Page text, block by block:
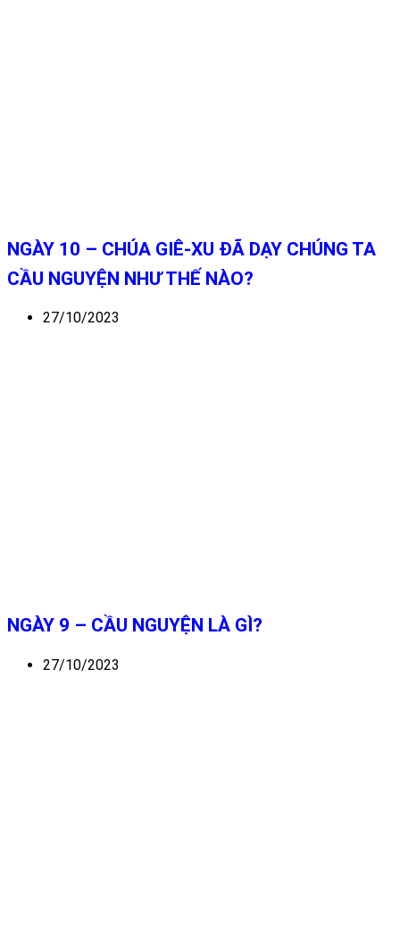
NGÀY 10 – CHÚA GIÊ-XU ĐÃ DẠY CHÚNG TA
CẦU NGUYỆN NHƯ THẾ NÀO?
27/10/2023
NGÀY 9 – CẦU NGUYỆN LÀ GÌ?
27/10/2023